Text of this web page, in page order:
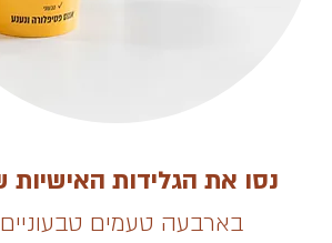
בארבעה טעמים טבעוניים